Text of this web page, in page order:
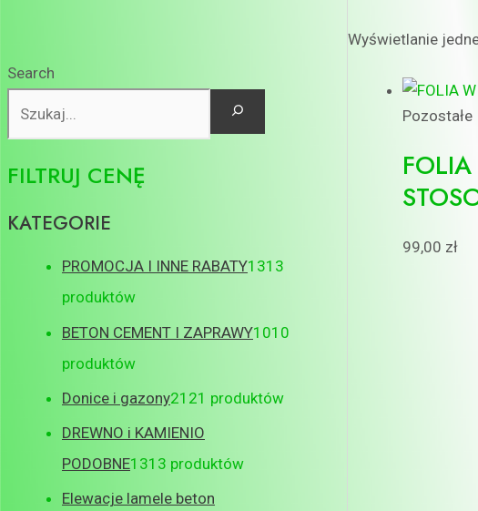
Search
FILTRUJ CENĘ
KATEGORIE
PROMOCJA I INNE RABATY1313
produktów
BETON CEMENT I ZAPRAWY1010
produktów
Donice i gazony21 21 produktów
DREWNO i KAMIENIO
PODOBNE1313 produktów
Elewacje lamele beton
Wyświetlanie
Pozostałe
99,00 zł